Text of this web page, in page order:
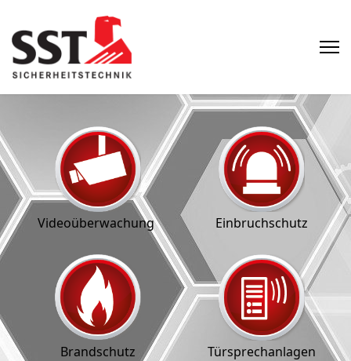
Videoüberwachung Einbruchschutz
Brandschutz Türsprechanlagen